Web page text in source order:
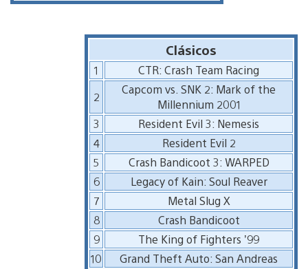
Clásicos
1
CTR: Crash Team Racing
2
Capcom vs. SNK 2: Mark of the
Millennium 2001
3
Resident Evil 3: Nemesis
4
Resident Evil 2
5
Crash Bandicoot 3: WARPED
6
Legacy of Kain: Soul Reaver
7
Metal Slug X
8
Crash Bandicoot
9
The King of Fighters ’99
10
Grand Theft Auto: San Andreas